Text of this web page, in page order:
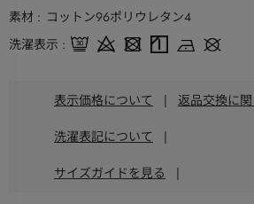
素材
コットン96ポリウレタン4
洗濯表示
表示価格について | 返品交換に
洗濯表記について |
サイズガイドを見る |